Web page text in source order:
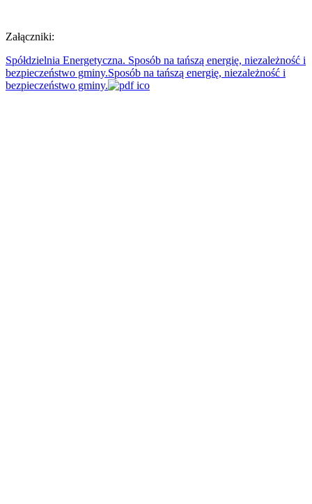
Załączniki:
Spółdzielnia Energetyczna. Sposób na tańszą energię, niezależność i
bezpieczeństwo gminy.Sposób na tańszą energię, niezależność i
bezpieczeństwo gminy.